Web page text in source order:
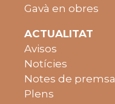
Gavà en obres
ACTUALITAT
Avisos
Notícies
Notes de premsa
Plens